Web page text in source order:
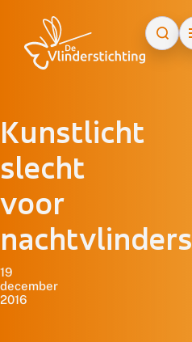
Kunstlicht
slecht
voor
nachtvlinders
19
december
2016